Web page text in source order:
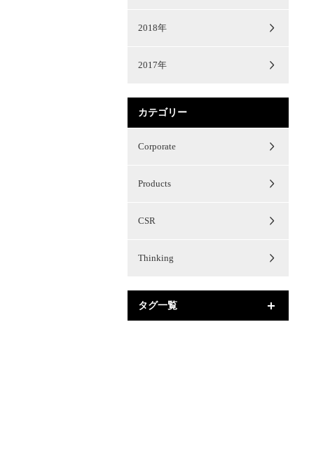
2018年
2017年
カテゴリー
Corporate
Products
CSR
Thinking
タグ一覧